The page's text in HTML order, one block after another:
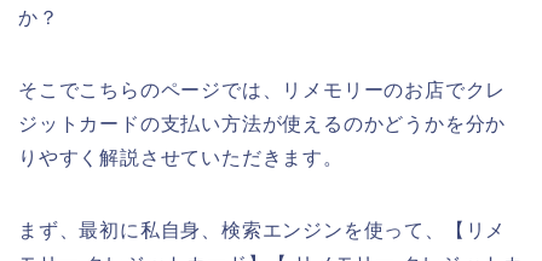
か？
そこでこちらのページでは、リメモリーのお店でクレ
ジットカードの支払い方法が使えるのかどうかを分か
りやすく解説させていただきます。
まず、最初に私自身、検索エンジンを使って、【リメ